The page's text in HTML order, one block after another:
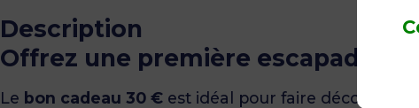
Description
Offrez une première escapade sur
Le bon cadeau 30 € est idéal pour faire découvrir